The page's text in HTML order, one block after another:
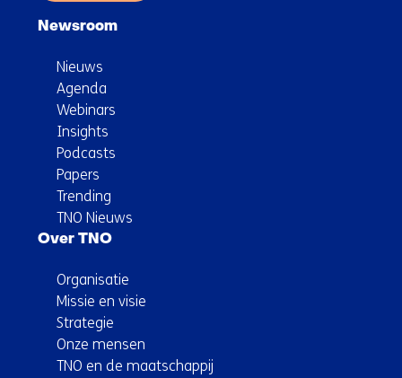
Newsroom
Nieuws
Agenda
Webinars
Insights
Podcasts
Papers
Trending
TNO Nieuws
Over TNO
Organisatie
Missie en visie
Strategie
Onze mensen
TNO en de maatschappij